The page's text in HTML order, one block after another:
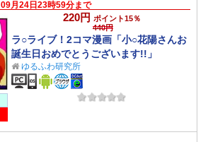
09月24日23時59分まで
220円 ポイント15％
440円
ラ○ライブ！2コマ漫画「小○花陽さんお
誕生日おめでとうございます!!」
ゆるふわ研究所